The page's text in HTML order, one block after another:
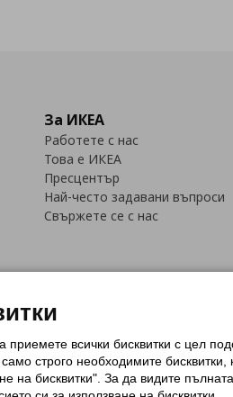
За ИКЕА
Работете с нас
Това е ИКЕА
Пресцентър
Най-често задавани въпроси
Свържете се с нас
(Cookies)Избор на настройки за
за защита на личните данни на
програма IKEA Family
всички бисквитки с цел
строго необходимитe
на бисквитки". За да видите